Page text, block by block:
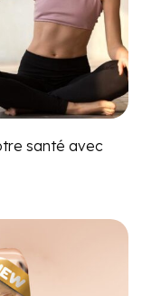
santé avec